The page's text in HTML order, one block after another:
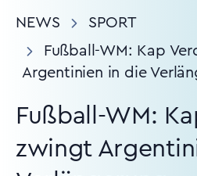
NEWS
SPORT
Fußball-WM: Kap
Argentinien in die
Fußball-WM:
zwingt